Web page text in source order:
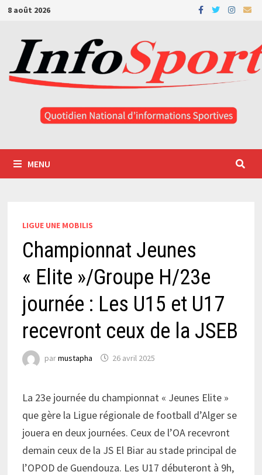
Passer
contenu
8 août 2026
MENU
LIGUE UNE MOBILIS
Championnat Jeunes
« Elite »/Groupe H/23e
journée : Les U15 et U17
recevront ceux de la JSEB
parmustapha 26 avril 2025
La 23e journée du championnat « Jeunes Elite »
que gère la Ligue régionale de football d’Alger se
jouera en deux journées. Ceux de l’OA recevront
demain ceux de la JS El Biar au stade principal de
l’OPOD de Guendouza. Les U17 débuteront à 9h,